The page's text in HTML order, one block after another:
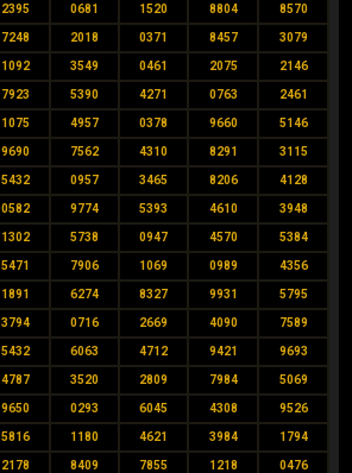
2395 0681 1520 8804 8570
7248 2018 0371 8457 3079
1092 3549 0461 2075 2146
7923 5390 4271 0763 2461
1075 4957 0378 9660 5146
9690 7562 4310 8291 3115
5432 0957 3465 8206 4128
0582 9774 5393 4610 3948
1302 5738 0947 4570 5384
5471 7906 1069 0989 4356
1891 6274 8327 9931 5795
3794 0716 2669 4090 7589
5432 6063 4712 9421 9693
4787 3520 2809 7984 5069
9650 0293 6045 4308 9526
5816 1180 4621 3984 1794
2178 8409 7855 1218 0476